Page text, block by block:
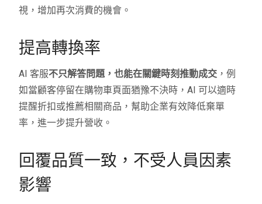
視，增加再次消費的機會。
提高轉換率
AI 客服不只解答問題，也能在關鍵時刻推動成交 ，例
如當顧客停留在購物車頁面猶豫不決時，AI 可以適時
提醒折扣或推薦相關商品，幫助企業有效降低棄單
率，進一步提升營收。
回覆品質一致，不受人員因素
影響